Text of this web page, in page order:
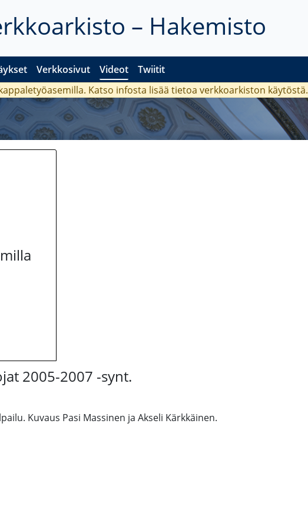
– Hakemisto
Verkkosivut Videot Twiitit
Katso infosta lisää tietoa verkkoarkiston käytöstä.
2005-2007 -synt.
Kuvaus Pasi Massinen ja Akseli Kärkkäinen.